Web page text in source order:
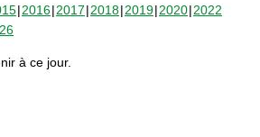
2016 2017 2018 2019 2020 2022
à ce jour.